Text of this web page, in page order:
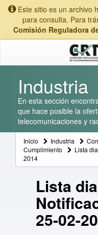
Este sitio es un archivo
para consulta. Para
Comisión Reguladora
Industria
En esta sección
que hace posible la
telecomunicaciones y
Inicio Industria
Cumplimiento
Lista
2014
Lista
25-02-